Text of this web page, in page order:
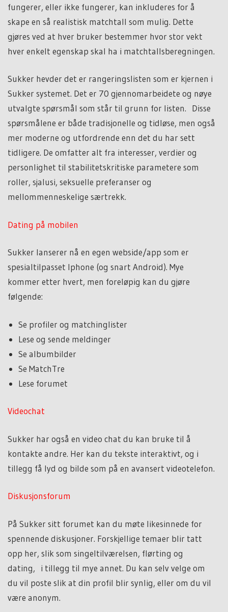
fungerer, eller ikke fungerer, kan inkluderes for å
skape en så realistisk matchtall som mulig. Dette
gjøres ved at hver bruker bestemmer hvor stor vekt
hver enkelt egenskap skal ha i matchtallsberegningen.
Sukker hevder det er rangeringslisten som er kjernen i
Sukker systemet. Det er 70 gjennomarbeidete og nøye
utvalgte spørsmål som står til grunn for listen. Disse
spørsmålene er både tradisjonelle og tidløse, men også
mer moderne og utfordrende enn det du har sett
tidligere. De omfatter alt fra interesser, verdier og
personlighet til stabilitetskritiske parametere som
roller, sjalusi, seksuelle preferanser og
mellommenneskelige særtrekk.
Dating på mobilen
Sukker lanserer nå en egen webside/app som er
spesialtilpasset Iphone (og snart Android). Mye
kommer etter hvert, men foreløpig kan du gjøre
følgende:
Se profiler og matchinglister
Lese og sende meldinger
Se albumbilder
Se MatchTre
Lese forumet
Videochat
Sukker har også en video chat du kan bruke til å
kontakte andre. Her kan du tekste interaktivt, og i
tillegg få lyd og bilde som på en avansert videotelefon.
Diskusjonsforum
På Sukker sitt forumet kan du møte likesinnede for
spennende diskusjoner. Forskjellige temaer blir tatt
opp her, slik som singeltilværelsen, flørting og
dating, i tillegg til mye annet. Du kan selv velge om
du vil poste slik at din profil blir synlig, eller om du vil
være anonym.